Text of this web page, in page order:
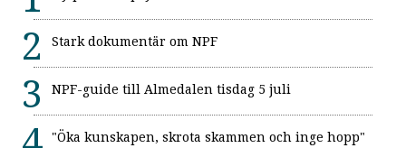
Stark dokumentär om NPF
NPF-guide till Almedalen tisdag 5 juli
"Öka kunskapen, skrota skammen och inge hopp"